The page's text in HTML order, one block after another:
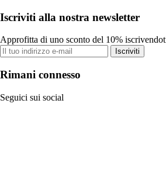
Iscriviti alla nostra newsletter
Approfitta di uno sconto del 10%
Iscriviti
Rimani connesso
Seguici sui social